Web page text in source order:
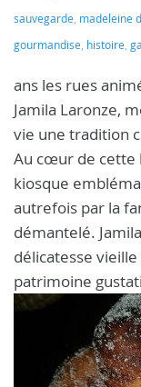
sauvegarde, madeleine
gourmandise, histoire,
ans les rues
Jamila Laronze,
vie une tradition
Au cœur de cette
kiosque
autrefois par la
démantelé.
délicatesse
patrimoine